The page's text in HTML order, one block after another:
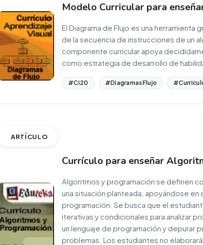
Modelo Curricular para
El Diagrama de Flujo es una
de la secuencia de instrucciones de un
componente curricular apoya
como estrategia de desarrollo de
#Ci20 #DiagramasFlujo
ARTÍCULO
Currículo para enseñar
Algoritmos y programación se definen
una situación planteada, apoyándose
programación. Se busca que el
iterativas y condicionales para analizar
un lenguaje de programación y depurar
problemas. Los estudiantes no